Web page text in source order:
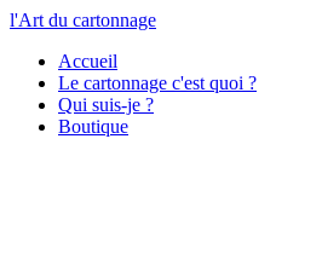
l'Art du cartonnage
Accueil
Le cartonnage c'est quoi ?
Qui suis-je ?
Boutique